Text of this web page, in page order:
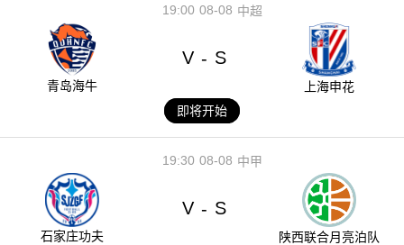
08-08
19:00 中超
青岛海牛
V - S
上海申花
即将开始
08-08
19:30 中甲
石家庄功夫
V - S
陕西联合月亮泊队